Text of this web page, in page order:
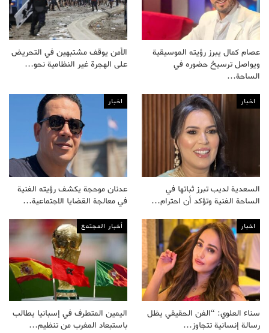
عصام كمال يبرز رؤيته الموسيقية
ويواصل ترسيخ حضوره في
الساحة…
الأمن يوقف مشتبهين في التحريض
على الهجرة غير النظامية نحو…
اخبار
السعدية لديب تبرز ثباتها في
الساحة الفنية وتؤكد أن احترام…
اخبار
عدنان موحجة يكشف رؤيته الفنية
في معالجة القضايا الاجتماعية…
اخبار
سناء العلوي: “الفن الحقيقي يظل
رسالة إنسانية تتجاوز…
أخبار المجتمع
اليمين المتطرف في إسبانيا يطالب
باستبعاد المغرب من تنظيم…